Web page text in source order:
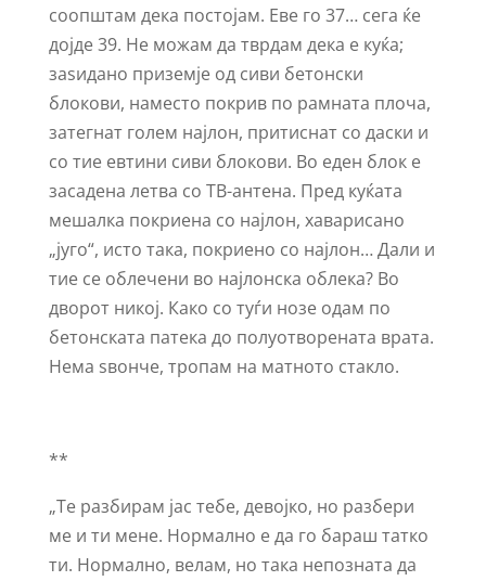
соопштам дека постојам. Еве го 37… сега ќе
дојде 39. Не можам да тврдам дека е куќа;
заѕидано приземје од сиви бетонски
блокови, наместо покрив по рамната плоча,
затегнат голем најлон, притиснат со даски и
со тие евтини сиви блокови. Во еден блок е
засадена летва со ТВ-антена. Пред куќата
мешалка покриена со најлон, хаварисано
„југо“, исто така, покриено со најлон… Дали и
тие се облечени во најлонска облека? Во
дворот никој. Како со туѓи нозе одам по
бетонската патека до полуотворената врата.
Нема ѕвонче, тропам на матното стакло.
**
„Те разбирам јас тебе, девојко, но разбери
ме и ти мене. Нормално е да го бараш татко
ти. Нормално, велам, но така непозната да